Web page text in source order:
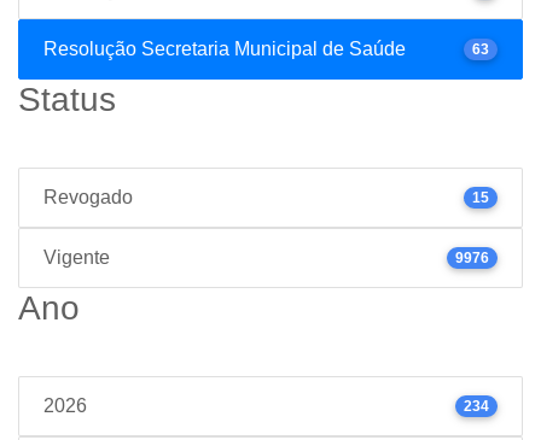
Resolução Secretaria Municipal de Saúde 63
Status
Revogado 15
Vigente 9976
Ano
2026 234